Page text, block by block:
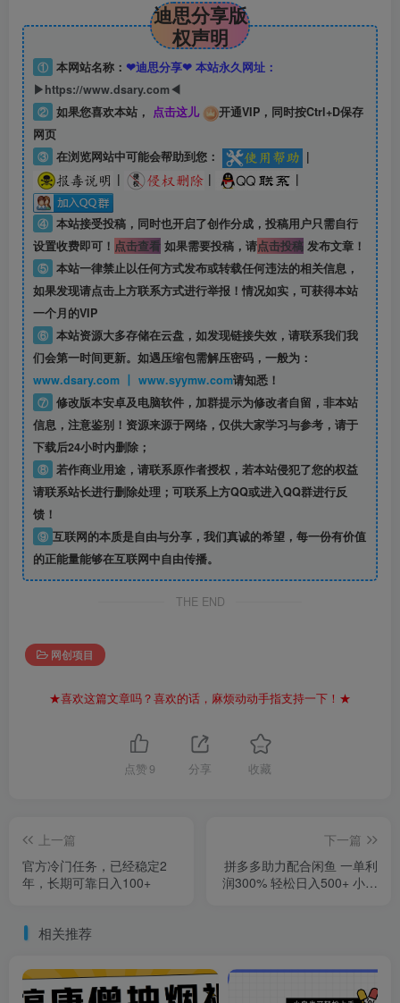
迪思分享版
权声明
① 本网站名称： ❤迪思分享❤ 本站永久网址：
▶https://www.dsary.com◀
② 如果您喜欢本站， 点击这儿
开通VIP，同时按Ctrl+D保存
网页
③ 在浏览网站中可能会帮助到您：
|
|
| |
④ 本站接受投稿，同时也开启了创作分成，投稿用户只需自行
设置收费即可！ 点击查看如果需要投稿，请点击投稿发布文章！
⑤ 本站一律禁止以任何方式发布或转载任何违法的相关信息，
如果发现请点击上方联系方式进行举报！情况如实，可获得本站
一个月的VIP
⑥ 本站资源大多存储在云盘，如发现链接失效，请联系我们我
们会第一时间更新。如遇压缩包需解压密码，一般为：
www.dsary.com 丨 www.syymw.com请知悉！
⑦ 修改版本安卓及电脑软件，加群提示为修改者自留， 非本站
信息，注意鉴别！资源来源于网络，仅供大家学习与参考，请于
下载后24小时内删除；
⑧ 若作商业用途，请联系原作者授权，若本站侵犯了您的权益
请联系站长进行删除处理；可联系上方QQ或进入QQ群进行反
馈！
⑨ 互联网的本质是自由与分享，我们真诚的希望，每一份有价值
的正能量能够在互联网中自由传播。
THE END
网创项目
★喜欢这篇文章吗？喜欢的话，麻烦动动手指支持一下！★
点赞 9 分享 收藏
上一篇
官方冷门任务，已经稳定2
年，长期可靠日入100+
下一篇
拼多多助力配合闲鱼 一单利
润300% 轻松日入500+ 小白
相关推荐